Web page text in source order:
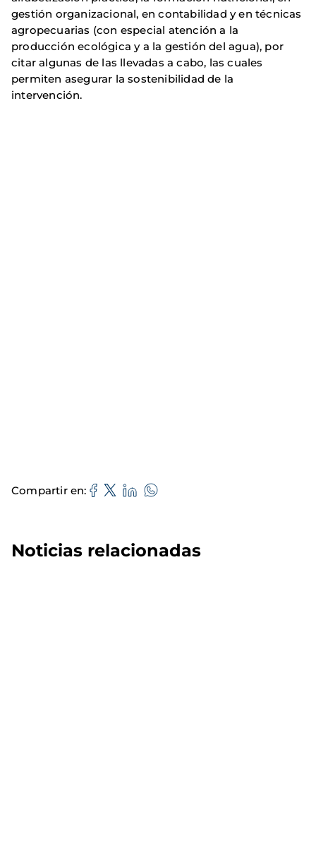
gestión organizacional, en contabilidad y en técnicas
agropecuarias (con especial atención a la
producción ecológica y a la gestión del agua), por
citar algunas de las llevadas a cabo, las cuales
permiten asegurar la sostenibilidad de la
intervención.
Compartir en
Noticias relacionadas